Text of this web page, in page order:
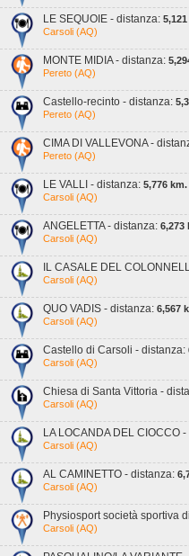
LE SEQUOIE - distanza:
Carsoli (AQ)
MONTE MIDIA - distanza:
Pereto (AQ)
Castello-recinto - distanza:
Pereto (AQ)
CIMA DI VALLEVONA -
Pereto (AQ)
LE VALLI - distanza: 5,776 km.
Carsoli (AQ)
ANGELETTA - distanza: 6,273
Carsoli (AQ)
IL CASALE DEL
Carsoli (AQ)
QUO VADIS - distanza: 6,567
Carsoli (AQ)
Castello di Carsoli - distanza:
Carsoli (AQ)
Chiesa di Santa Vittoria -
Carsoli (AQ)
LA LOCANDA DEL CIOCCO
Carsoli (AQ)
AL CAMINETTO - distanza:
Carsoli (AQ)
Physiosport società sportiva
Carsoli (AQ)